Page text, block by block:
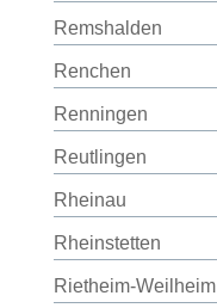
Remshalden
Renchen
Renningen
Reutlingen
Rheinau
Rheinstetten
Rietheim-Weilheim